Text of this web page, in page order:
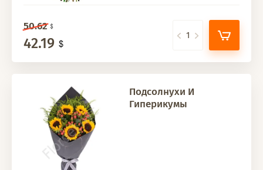
50.62
42.19
Подсолнухи И
Гиперикумы